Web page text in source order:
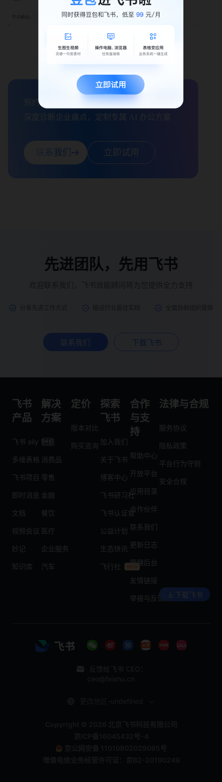
预约飞书企业效能顾问
深度诊断企业痛点，定制专属 AI 办公方案
联系我们 立即试用
先进团队，先用飞书
联系我们 下载飞书
飞书
产品
飞书 aily
多维表格
飞书项目
即时消息
文档
视频会议
妙记
知识库
解决
方案
制造
消费品
零售
金融
餐饮
医疗
企业服务
汽车
定价
版本对比
购买咨询
探索
飞书
加入我们
关于飞书
博客中心
飞书研习社
飞书认证官
公益计划
生态快讯
飞行社
合作
与支
持
帮助中心
开放平台
应用目录
合作伙伴
联系我们
更新日志
管理后台
友情链接
举报与反馈
法律与合规
服务协议
隐私政策
平台行为守则
安全合规
下载飞书
反馈给飞书 CEO：
ceo@feishu.cn